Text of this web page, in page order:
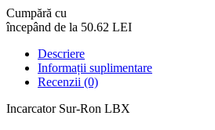
Cumpără cu
începând de la 50.62 LEI
Descriere
Informații suplimentare
Recenzii (0)
Incarcator Sur-Ron LBX